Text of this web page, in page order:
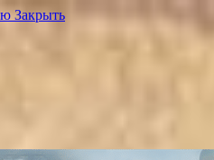
Закрыть